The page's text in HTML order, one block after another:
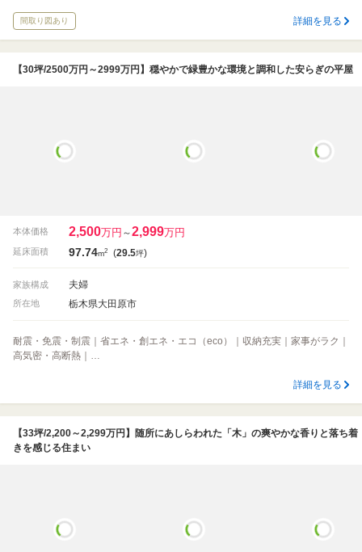
間取り図あり 詳細を見る
【30坪/2500万円～2999万円】穏やかで緑豊かな環境と調和した安らぎの平屋
本体価格 2,500万円 ～2,999万円
延床面積 97.74m2 (29.5坪)
家族構成 夫婦
所在地 栃木県大田原市
耐震・免震・制震｜省エネ・創エネ・エコ（eco）｜収納充実｜家事がラク｜
高気密・高断熱｜…
詳細を見る
【33坪/2,200～2,299万円】随所にあしらわれた「木」の爽やかな香りと落ち着
きを感じる住まい